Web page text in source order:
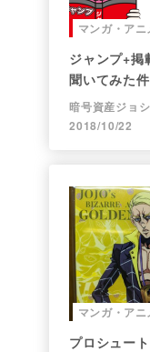
マンガ・アニ
ジャンプ+掲
聞いてみた
暗号資産ジョ
2018/10/22
マンガ・アニ
プロシュー